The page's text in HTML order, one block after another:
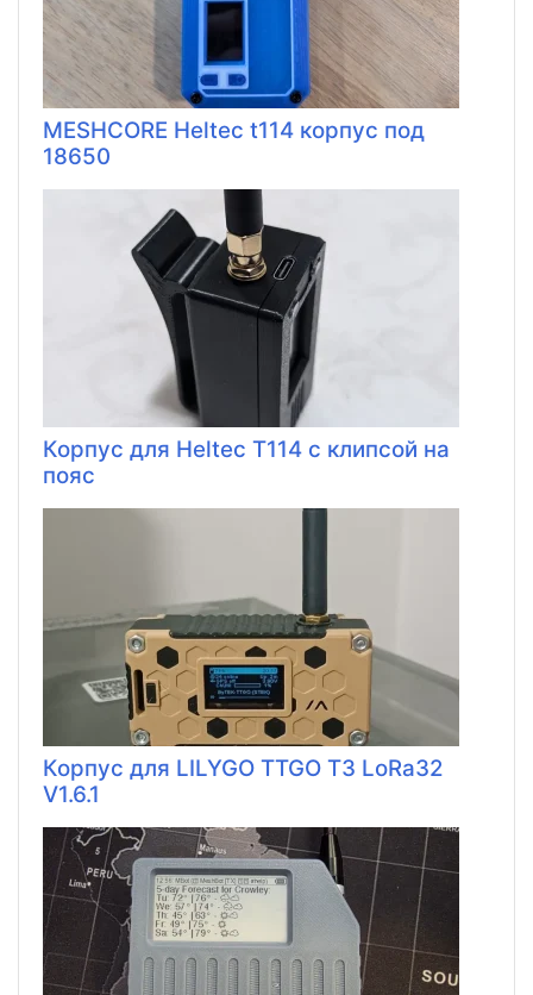
MESHCORE Heltec t114 корпус под
18650
Корпус для Heltec T114 с клипсой на
пояс
Корпус для LILYGO TTGO T3 LoRa32
V1.6.1